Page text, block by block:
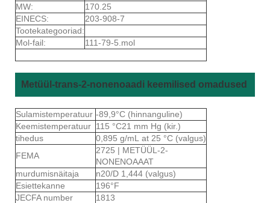
MW:
170.25
EINECS:
203-908-7
Tootekategooriad:
Mol-fail:
111-79-5.mol
Metüül-trans-2-nonenoaadi keemilised omadused
Sulamistemperatuur -89,9°C (hinnanguline)
Keemistemperatuur 115 °C21 mm Hg (kir.)
tihedus
0,895 g/mL at 25 °C (valgus)
FEMA
2725 | METÜÜL-2-
NONENOAAAT
murdumisnäitaja
n20/D 1,444 (valgus)
Esiettekanne
196°F
JECFA number
1813